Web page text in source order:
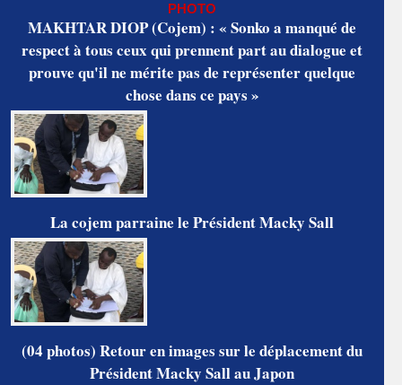
PHOTO
MAKHTAR DIOP (Cojem) : « Sonko a manqué de
respect à tous ceux qui prennent part au dialogue et
prouve qu'il ne mérite pas de représenter quelque
chose dans ce pays »
La cojem parraine le Président Macky Sall
(04 photos) Retour en images sur le déplacement du
Président Macky Sall au Japon